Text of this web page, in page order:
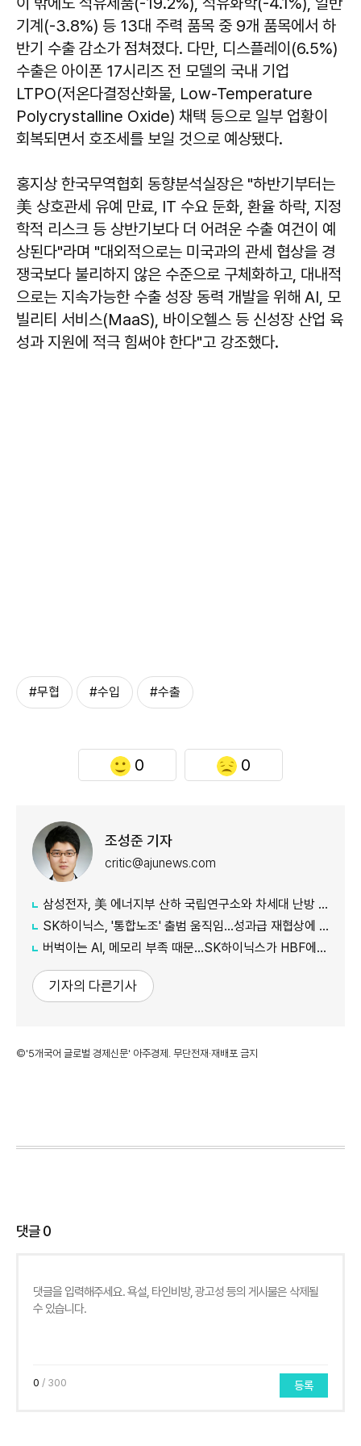
기계(-3.8%) 등 13대 주력 품목 중 9개 품목에서 하
반기 수출 감소가 점쳐졌다. 다만, 디스플레이(6.5%)
수출은 아이폰 17시리즈 전 모델의 국내 기업
LTPO(저온다결정산화물, Low-Temperature
Polycrystalline Oxide) 채택 등으로 일부 업황이
회복되면서 호조세를 보일 것으로 예상됐다.
홍지상 한국무역협회 동향분석실장은 "하반기부터는
美 상호관세 유예 만료, IT 수요 둔화, 환율 하락, 지정
학적 리스크 등 상반기보다 더 어려운 수출 여건이 예
상된다"라며 "대외적으로는 미국과의 관세 협상을 경
쟁국보다 불리하지 않은 수준으로 구체화하고, 대내적
으로는 지속가능한 수출 성장 동력 개발을 위해 AI, 모
빌리티 서비스(MaaS), 바이오헬스 등 신성장 산업 육
성과 지원에 적극 힘써야 한다"고 강조했다.
#무협 #수입 #수출
0 0
조성준 기자
critic@ajunews.com
삼성전자, 美 에너지부 산하 국립연구소와 차세대 난방 기술 개발 박차
SK하이닉스, '통합노조' 출범 움직임…성과급 재협상에 내부 반발
버벅이는 AI, 메모리 부족 때문…SK하이닉스가 HBF에 집중하는 이유
기자의 다른기사
©'5개국어 글로벌 경제신문' 아주경제. 무단전재·재배포 금지
댓글0
0 / 300 등록